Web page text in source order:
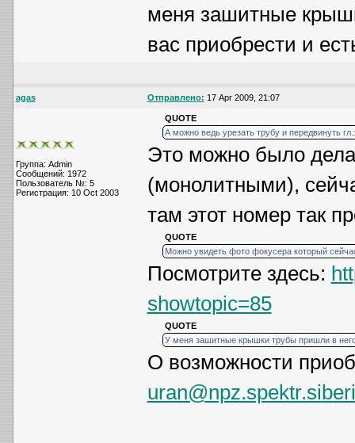
меня зашитные
вас приобрести и
agas Отправлено: 17 Apr 2009, 21:07
Группа: Admin
Сообщений: 1972
Пользователь №: 5
Регистрация: 10 Oct 2003
QUOTE
А можно ведь урезать трубу и передвинуть
Это можно было
(монолитными),
там этот номер так
QUOTE
Можно увидеть фото фокусера который
Посмотрите здесь:
showtopic=85
QUOTE
У меня зашитные крышки трубы пришли в
О возможности